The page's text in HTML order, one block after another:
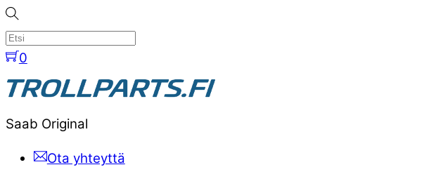
Skip
to
content
0
Menu
Saab Original
Ota yhteyttä